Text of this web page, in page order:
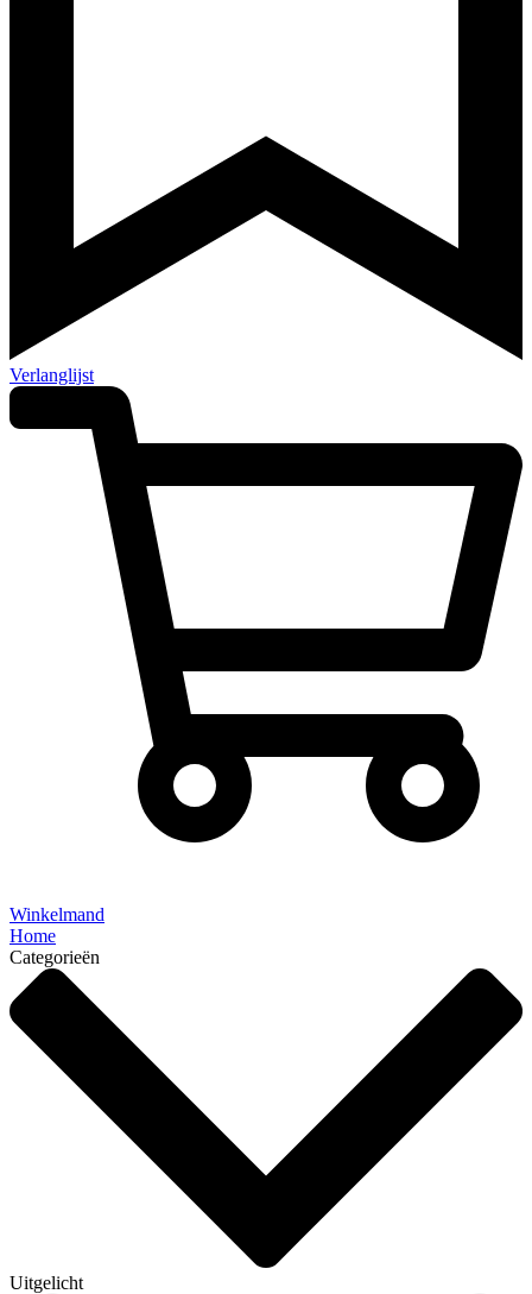
Verlanglijst
Winkelmand
Home
Categorieën
Uitgelicht